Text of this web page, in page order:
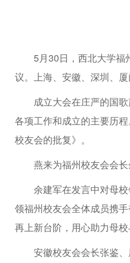
5月30日，西北大学福
议。上海、安徽、深圳、
成立大会在庄严的国
各项工作和成立的主要历
校友会的批复》。
燕来为福州校友会会
余建军在发言中对母
领福州校友会全体成员携
再上新台阶，用心助力母校
安徽校友会会长张鉴